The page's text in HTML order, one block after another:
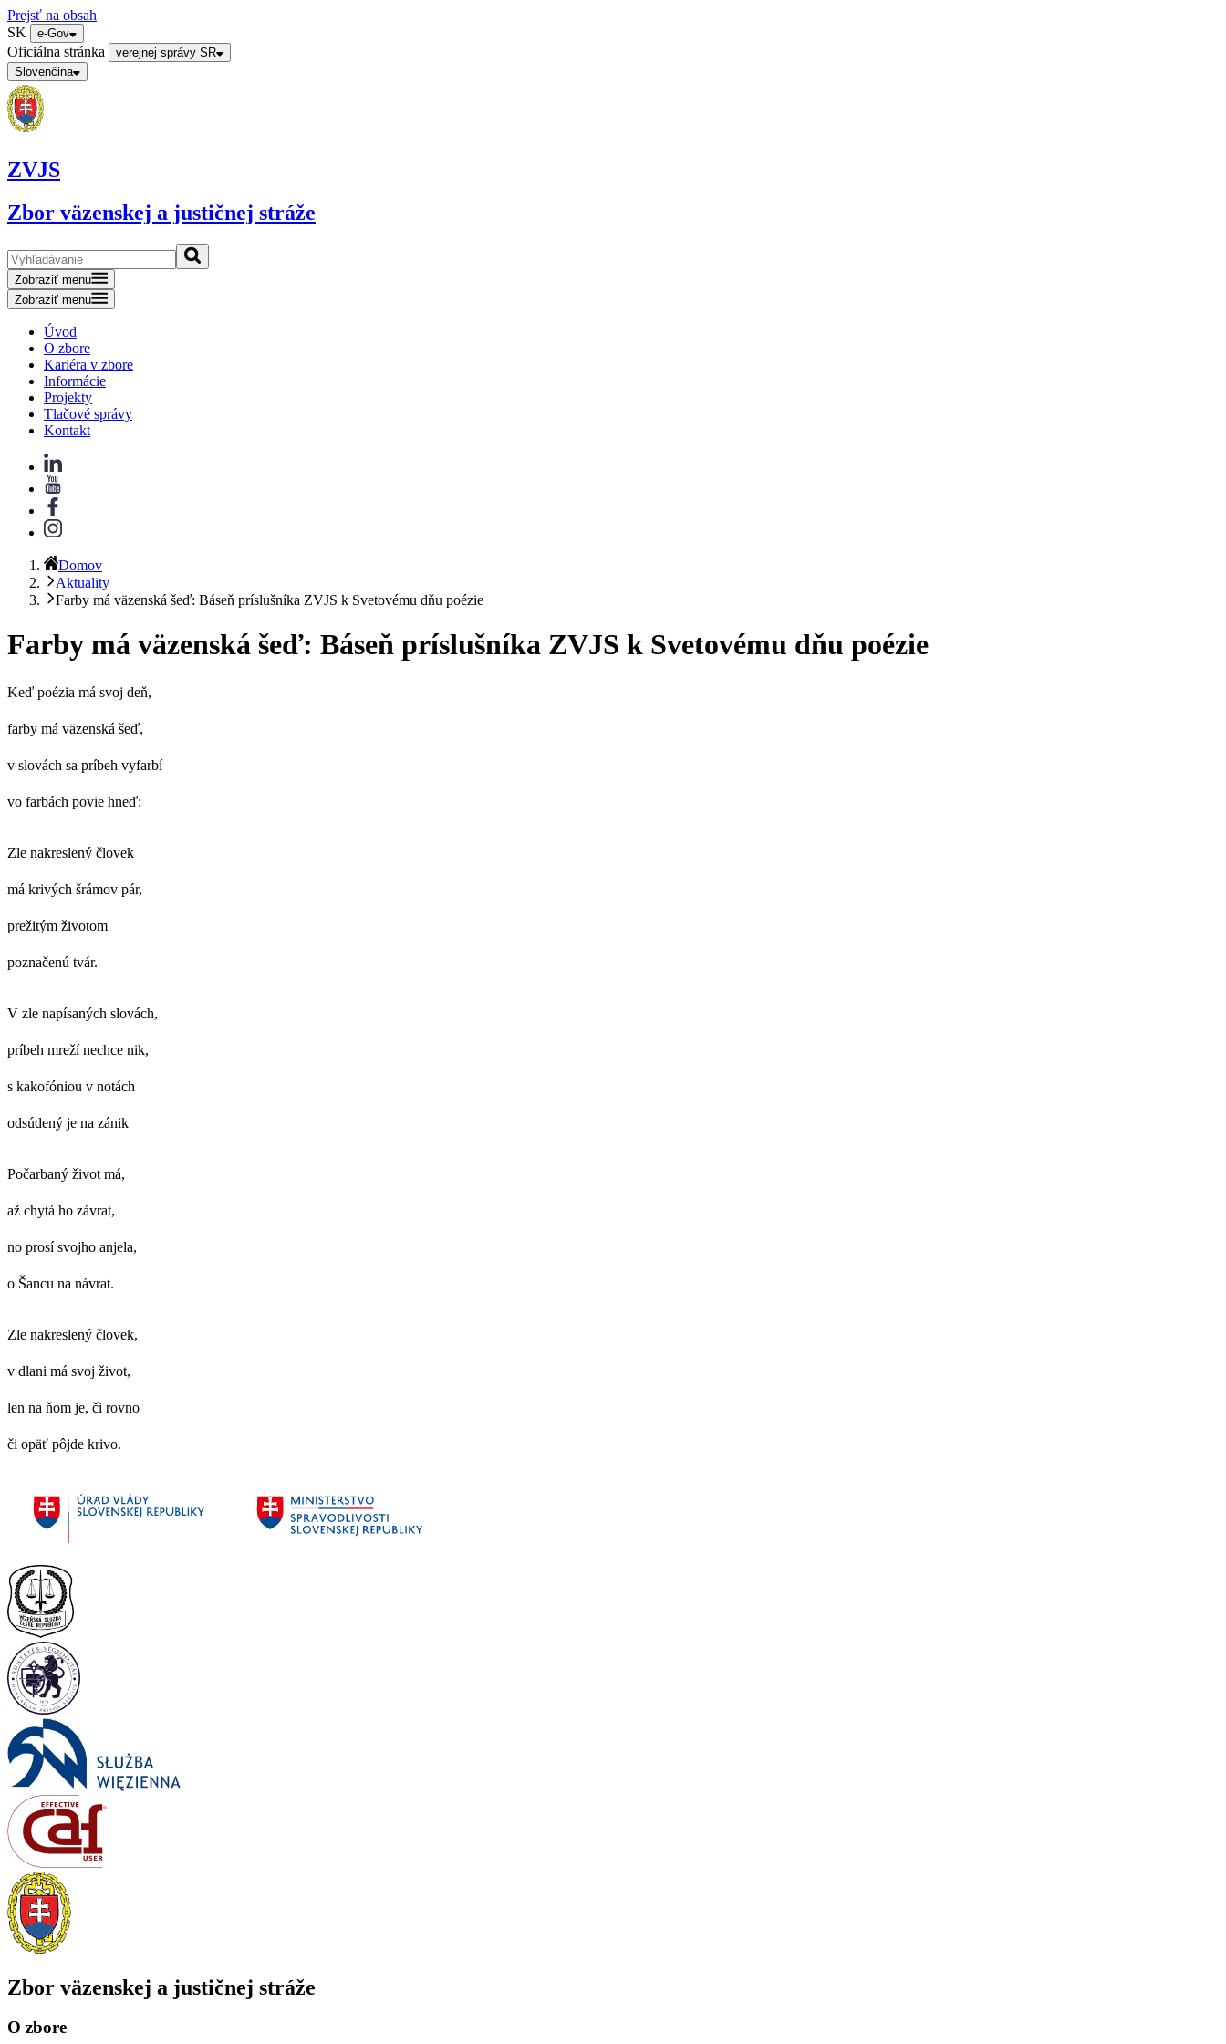
Prejsť na obsah
SK
e-Gov
Oficiálna stránka
verejnej správy SR
Slovenčina
ZVJS
Zbor väzenskej a justičnej stráže
Zobraziť menu
Zobraziť menu
Úvod
O zbore
Kariéra v zbore
Informácie
Projekty
Tlačové správy
Kontakt
Domov
Aktuality
Farby má väzenská šeď: Báseň príslušníka ZVJS k Svetovému dňu poézie
Farby má väzenská šeď: Báseň príslušníka ZVJS k Svetovému dňu poézie
Keď poézia má svoj deň,
farby má väzenská šeď,
v slovách sa príbeh vyfarbí
vo farbách povie hneď:
Zle nakreslený človek
má krivých šrámov pár,
prežitým životom
poznačenú tvár.
V zle napísaných slovách,
príbeh mreží nechce nik,
s kakofóniou v notách
odsúdený je na zánik
Počarbaný život má,
až chytá ho závrat,
no prosí svojho anjela,
o Šancu na návrat.
Zle nakreslený človek,
v dlani má svoj život,
len na ňom je, či rovno
či opäť pôjde krivo.
Zbor väzenskej a justičnej stráže
O zbore